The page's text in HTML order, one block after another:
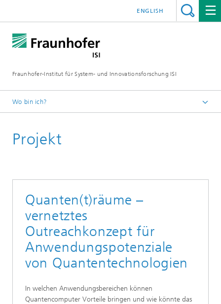
Fraunhofer-Institut für System- und Innovationsforschung ISI
ENGLISH
Wo bin ich?
Abteilungen
Projekt
Quanten(t)räume –
vernetztes
Outreachkonzept für
Anwendungspotenziale
von Quantentechnologien
In welchen Anwendungsbereichen können
Quantencomputer Vorteile bringen und wie könnte das